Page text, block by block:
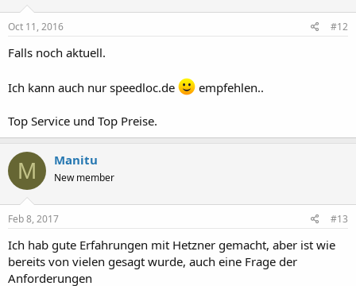
Oct 11, 2016 #12
Falls noch aktuell.
Ich kann auch nur speedloc.de empfehlen..
Top Service und Top Preise.
M Manitu
New member
Feb 8, 2017 #13
Ich hab gute Erfahrungen mit Hetzner gemacht, aber ist wie
bereits von vielen gesagt wurde, auch eine Frage der
Anforderungen